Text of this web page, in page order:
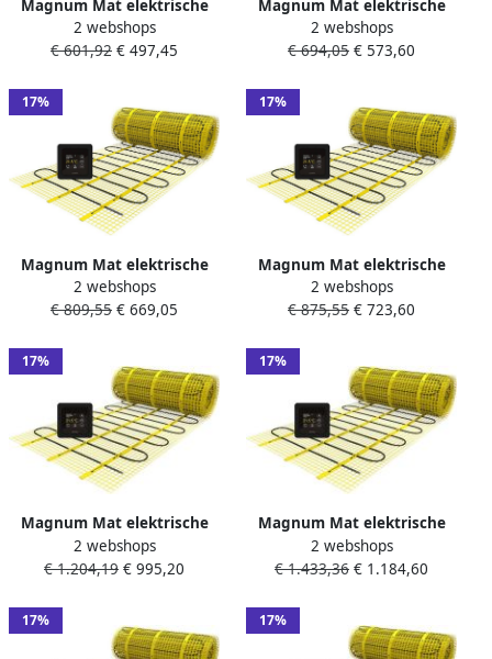
Magnum Mat elektrische
vloerverwarming set 337
watt 2.25m2 met WiFi
2 webshops
€ 601,92 € 497,45
Magnum Mat elektrische
vloerverwarming set 450
watt 3.0 m2 met WiFi
2 webshops
€ 694,05 € 573,60
17%
Magnum Mat elektrische
vloerverwarming set 600
watt 4.0 m2 met WiFi
2 webshops
€ 809,55 € 669,05
17%
Magnum Mat elektrische
vloerverwarming set 750
watt 5.0 m2 met WiFi
2 webshops
€ 875,55 € 723,60
17%
Magnum Mat elektrische
vloerverwarming set 1200
watt 8.0 m2 met WiFi
2 webshops
€ 1.204,19 € 995,20
17%
Magnum Mat elektrische
vloerverwarming set 1500
watt 10.0 m2 met WiFi
2 webshops
€ 1.433,36 € 1.184,60
17% 17%